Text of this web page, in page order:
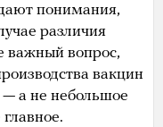
понимания,
различия
важный вопрос,
вакцин
а не небольшое